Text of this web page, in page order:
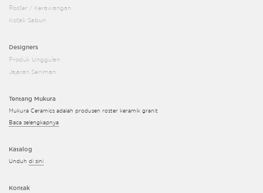
Roster / Kerawangan
Kotak Sabun
Designers
Produk Unggulan
Jajaran Seniman
Tentang Mukura
Mukura Ceramics adalah produsen roster keramik granit
Baca selengkapnya
Katalog
Unduh di sini
Kontak